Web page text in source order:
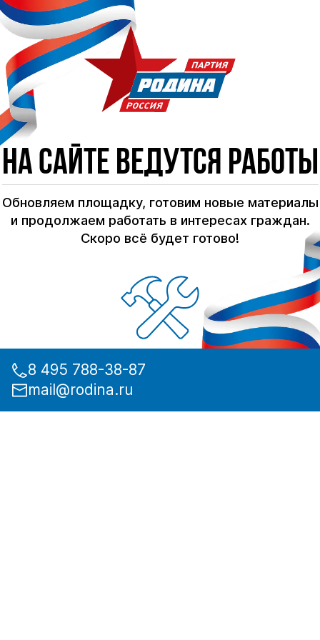
На сайте ведутся работы
Обновляем площадку, готовим новые материалы
и продолжаем работать в интересах граждан.
Скоро всё будет готово!
8 495 788-38-87
mail@rodina.ru